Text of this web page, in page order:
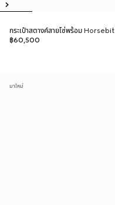
กระเป๋าสตางค์สายโซ่พร้อม Horsebit
฿60,500
มาใหม่